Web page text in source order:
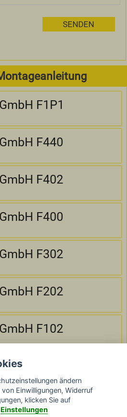
F1P1
F440
F402
F400
F302
F202
F102
F300
F200
ändern
Einwilligungen, Widerruf
klicken Sie auf
Einstellungen